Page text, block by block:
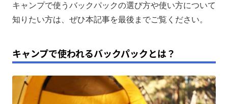
キャンプで使うバックパックの選び方や使い方について
知りたい方は、ぜひ本記事を最後までご覧ください。
キャンプで使われるバックパックとは？